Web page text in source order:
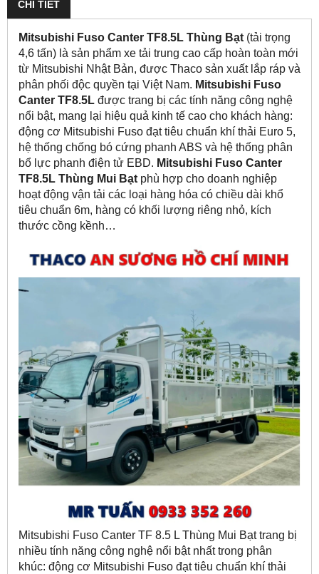
CHI TIẾT
Mitsubishi Fuso Canter TF8.5L Thùng Bạt (tải trọng
4,6 tấn) là sản phẩm xe tải trung cao cấp hoàn toàn mới
từ Mitsubishi Nhật Bản, được Thaco sản xuất lắp ráp và
phân phối độc quyền tại Việt Nam. Mitsubishi Fuso
Canter TF8.5L được trang bị các tính năng công nghệ
nổi bật, mang lại hiệu quả kinh tế cao cho khách hàng:
động cơ Mitsubishi Fuso đạt tiêu chuẩn khí thải Euro 5,
hệ thống chống bó cứng phanh ABS và hệ thống phân
bổ lực phanh điện tử EBD. Mitsubishi Fuso Canter
TF8.5L Thùng Mui Bạt phù hợp cho doanh nghiệp
hoạt động vận tải các loại hàng hóa có chiều dài khổ
tiêu chuẩn 6m, hàng có khối lượng riêng nhỏ, kích
thước cồng kềnh…
Mitsubishi Fuso Canter TF 8.5 L Thùng Mui Bạt trang bị
nhiều tính năng công nghệ nổi bật nhất trong phân
khúc: động cơ Mitsubishi Fuso đạt tiêu chuẩn khí thải